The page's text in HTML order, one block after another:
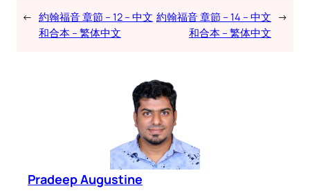
← 約翰福音 章節 – 12 – 中文
和合本 – 繁体中文
約翰福音 章節 – 14 – 中文
和合本 – 繁体中文
→
Pradeep Augustine